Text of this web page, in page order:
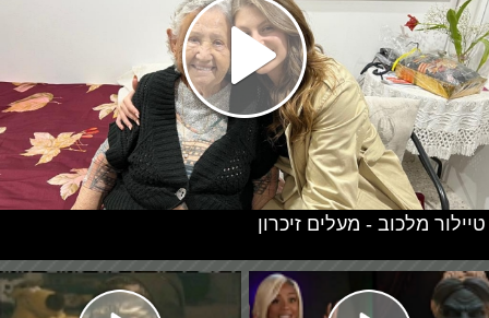
טיילור מלכוב - מעלים זיכרון